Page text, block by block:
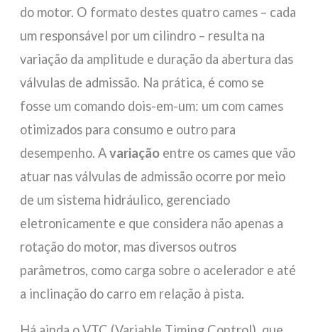
do motor. O formato destes quatro cames – cada
um responsável por um cilindro – resulta na
variação da amplitude e duração da abertura das
válvulas de admissão. Na prática, é como se
fosse um comando dois-em-um: um com cames
otimizados para consumo e outro para
desempenho. Avariação entre os cames que vão
atuar nas válvulas de admissão ocorre por meio
de um sistema hidráulico, gerenciado
eletronicamente e que considera não apenas a
rotação do motor, mas diversos outros
parâmetros, como carga sobre o acelerador e até
a inclinação do carro em relação à pista.